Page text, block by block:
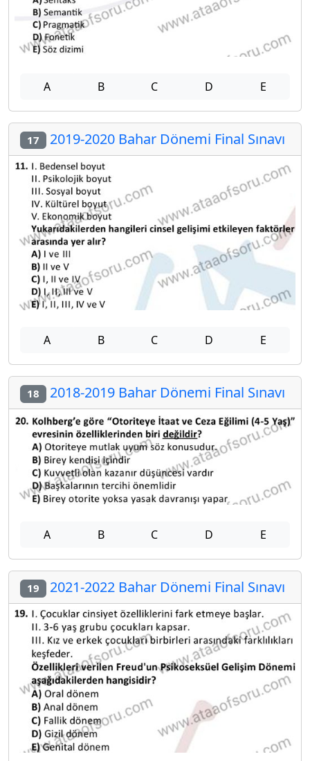
A B C D E
17 2019-2020 Bahar Dönemi Final Sınavı
A B C D E
18 2018-2019 Bahar Dönemi Final Sınavı
A B C D E
19 2021-2022 Bahar Dönemi Final Sınavı